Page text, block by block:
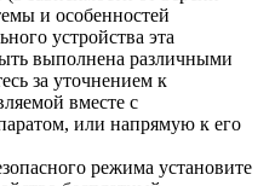
и особенностей
устройства эта
выполнена различными
за уточнением к
вместе с
или напрямую к его
режима установите